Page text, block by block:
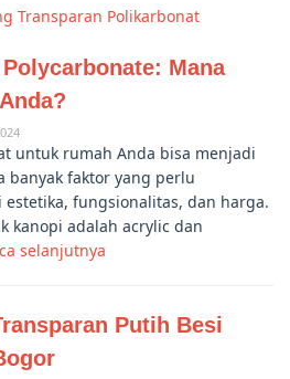
Mana
untuk rumah Anda bisa menjadi
banyak faktor yang perlu
fungsionalitas, dan harga.
kanopi adalah acrylic dan
selanjutnya
Putih Besi